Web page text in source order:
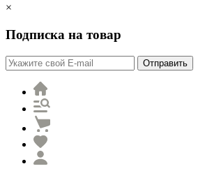
×
Подписка на товар
Отправить